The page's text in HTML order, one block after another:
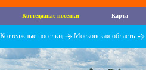
Коттеджные поселки Карта
Коттеджные поселки Московская область